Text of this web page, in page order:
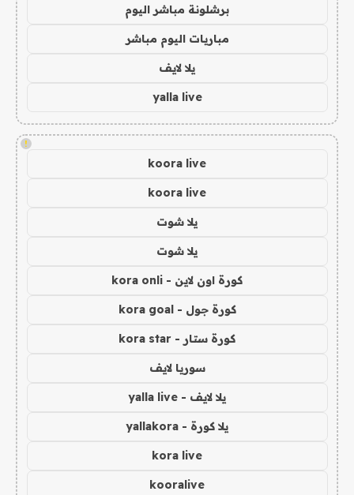
برشلونة مباشر اليوم
مباريات اليوم مباشر
يلا لايف
yalla live
!
koora live
koora live
يلا شوت
يلا شوت
كورة اون لاين - kora onli
كورة جول - kora goal
كورة ستار - kora star
سوريا لايف
يلا لايف - yalla live
يلا كورة - yallakora
kora live
kooralive